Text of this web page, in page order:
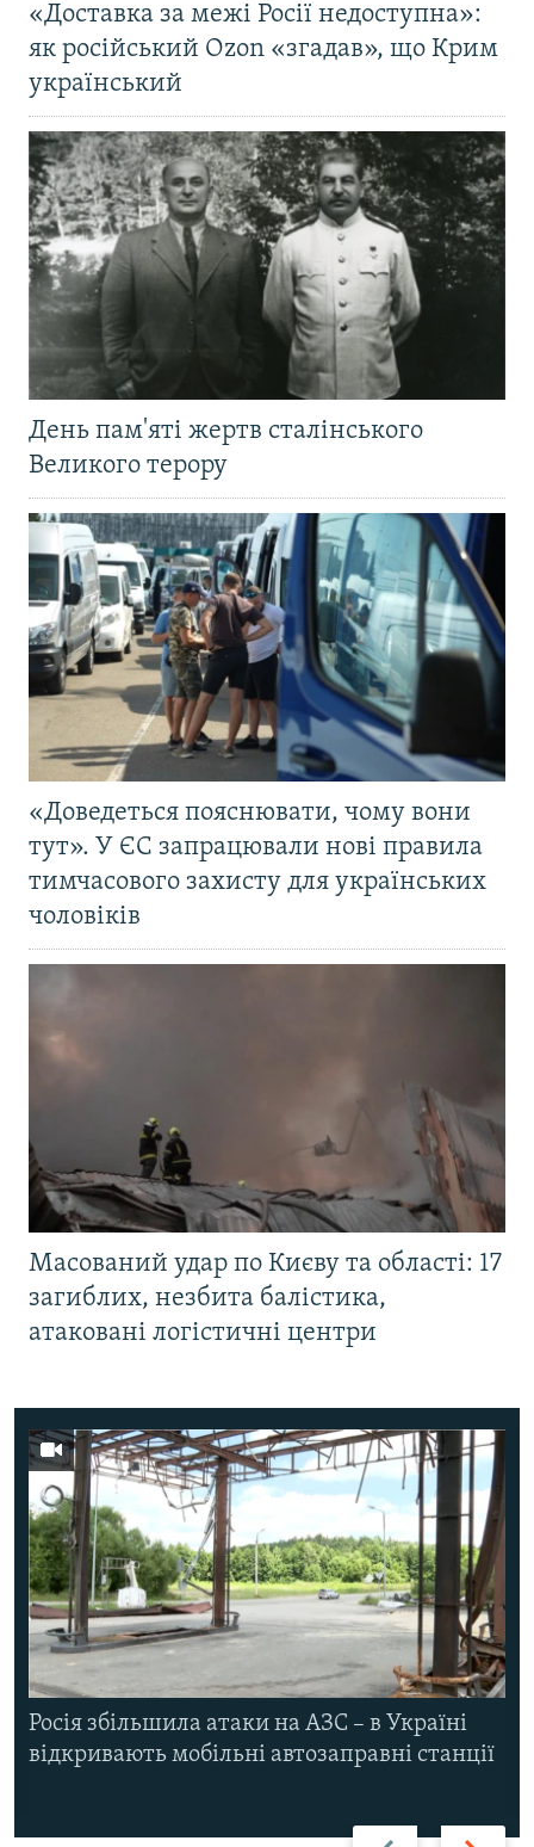
«Доставка за межі Росії недоступна»:
як російський Ozon «згадав», що Крим
український
День пам'яті жертв сталінського
Великого терору
«Доведеться пояснювати, чому вони
тут». У ЄС запрацювали нові правила
тимчасового захисту для українських
чоловіків
Масований удар по Києву та області: 17
загиблих, незбита балістика,
атаковані логістичні центри
Назад Вперед
Росія збільшила атаки на АЗС – в Україні
відкривають мобільні автозаправні станції